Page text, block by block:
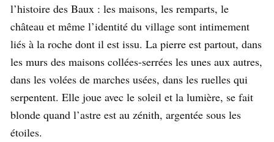
l’histoire des Baux : les maisons, les remparts, le
château et même l’identité du village sont intimement
liés à la roche dont il est issu. La pierre est partout, dans
les murs des maisons collées-serrées les unes aux autres,
dans les volées de marches usées, dans les ruelles qui
serpentent. Elle joue avec le soleil et la lumière, se fait
blonde quand l’astre est au zénith, argentée sous les
étoiles.